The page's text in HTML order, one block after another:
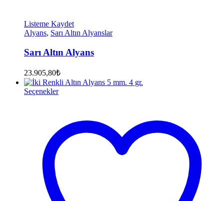
Listeme Kaydet
Alyans, Sarı Altın Alyanslar
Sarı Altın Alyans
23.905,80₺
Seçenekler